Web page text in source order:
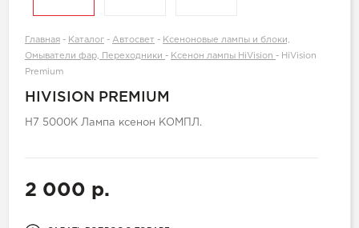
Главная - Каталог - Автосвет - Ксеноновые лампы и блоки,
Омыватели фар, Переходники - Ксенон лампы HiVision - HiVision
Premium
HIVISION PREMIUM
H7 5000K Лампа ксенон КОМПЛ.
2 000 р.